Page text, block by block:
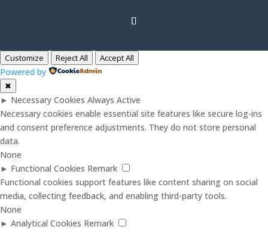
Customize Reject All Accept All
Powered by
✖
► Necessary Cookies Always Active
Necessary cookies enable essential site features like secure log-ins
and consent preference adjustments. They do not store personal
data.
None
► Functional Cookies Remark
Functional cookies support features like content sharing on social
media, collecting feedback, and enabling third-party tools.
None
► Analytical Cookies Remark